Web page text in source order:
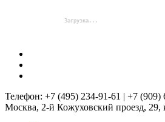
Телефон: +7 (495) 234-91-61 | +7 (909)
Москва, 2-й Кожуховский проезд, 29,